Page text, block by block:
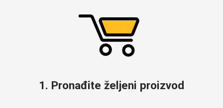
1. Pronađite željeni proizvod
Crtani filmovi